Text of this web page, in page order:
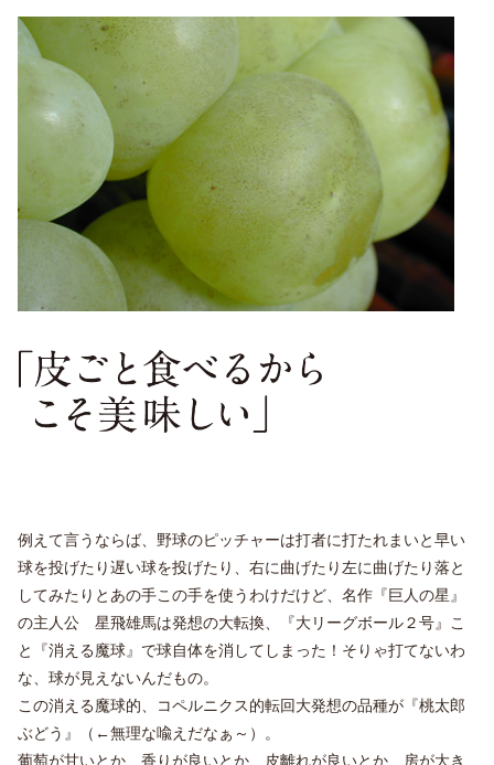
例えて言うならば、野球のピッチャーは打者に打たれまいと早い
球を投げたり遅い球を投げたり、右に曲げたり左に曲げたり落と
してみたりとあの手この手を使うわけだけど、名作『巨人の星』
の主人公 星飛雄馬は発想の大転換、『大リーグボール２号』こ
と『消える魔球』で球自体を消してしまった！そりゃ打てないわ
な、球が見えないんだもの。
この消える魔球的、コペルニクス的転回大発想の品種が『桃太郎
ぶどう』（←無理な喩えだなぁ～）。